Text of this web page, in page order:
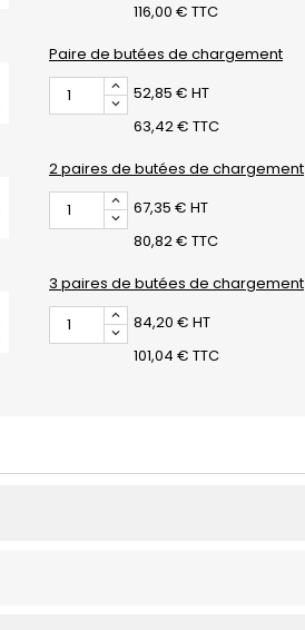
116,00 € TTC
Paire de butées de chargement
52,85 € HT
63,42 € TTC
2 paires de butées de chargement
67,35 € HT
80,82 € TTC
3 paires de butées de chargement
84,20 € HT
101,04 € TTC